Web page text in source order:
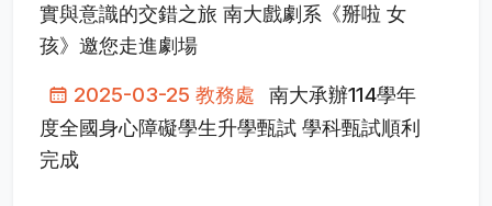
實與意識的交錯之旅 南大戲劇系《掰啦 女
孩》邀您走進劇場
2025-03-25 教務處
南大承辦114學年
度全國身心障礙學生升學甄試 學科甄試順利
完成